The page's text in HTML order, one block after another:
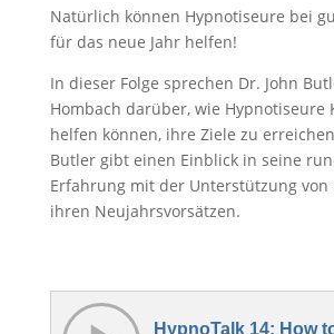
Natürlich können Hypnotiseure bei
für das neue Jahr helfen!
In dieser Folge sprechen Dr. John
Hombach darüber, wie Hypnotiseure
helfen können, ihre Ziele zu
Butler gibt einen Einblick in seine
Erfahrung mit der Unterstützung von
ihren Neujahrsvorsätzen.